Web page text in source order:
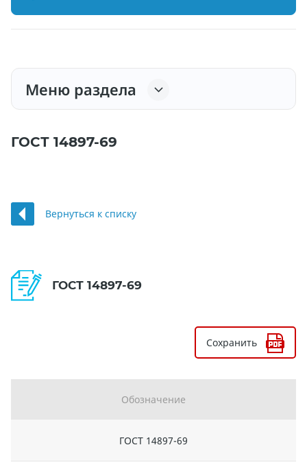
Меню раздела
ГОСТ 14897-69
Вернуться к списку
ГОСТ 14897-69
Сохранить
Обозначение
ГОСТ 14897-69